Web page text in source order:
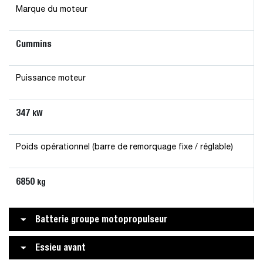
Marque du moteur
Cummins
Puissance moteur
347 kW
Poids opérationnel (barre de remorquage fixe / réglable)
6850 kg
Batterie groupe motopropulseur
Essieu avant